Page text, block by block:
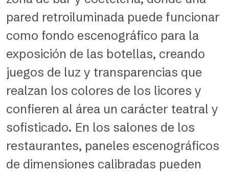
pared retroiluminada puede funcionar
como fondo escenográfico para la
exposición de las botellas, creando
juegos de luz y transparencias que
realzan los colores de los licores y
confieren al área un carácter teatral y
sofisticado. En los salones de los
restaurantes, paneles escenográficos
de dimensiones calibradas pueden